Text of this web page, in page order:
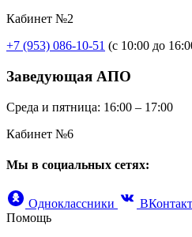
Кабинет №2
+7 (953) 086-10-51 (с 10:00 до
Заведующая АПО
Среда и пятница: 16:00 – 17:00
Кабинет №6
Мы в социальных сетях:
Одноклассники
Помощь